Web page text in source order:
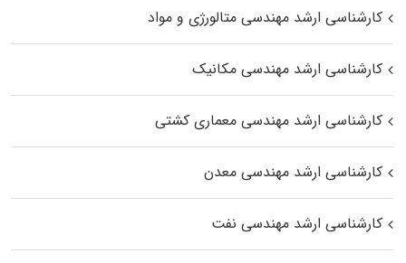
کارشناسی ارشد مهندسی متالورژی و مواد
کارشناسی ارشد مهندسی مکانیک
کارشناسی ارشد مهندسی معماری کشتی
کارشناسی ارشد مهندسی معدن
کارشناسی ارشد مهندسی نفت